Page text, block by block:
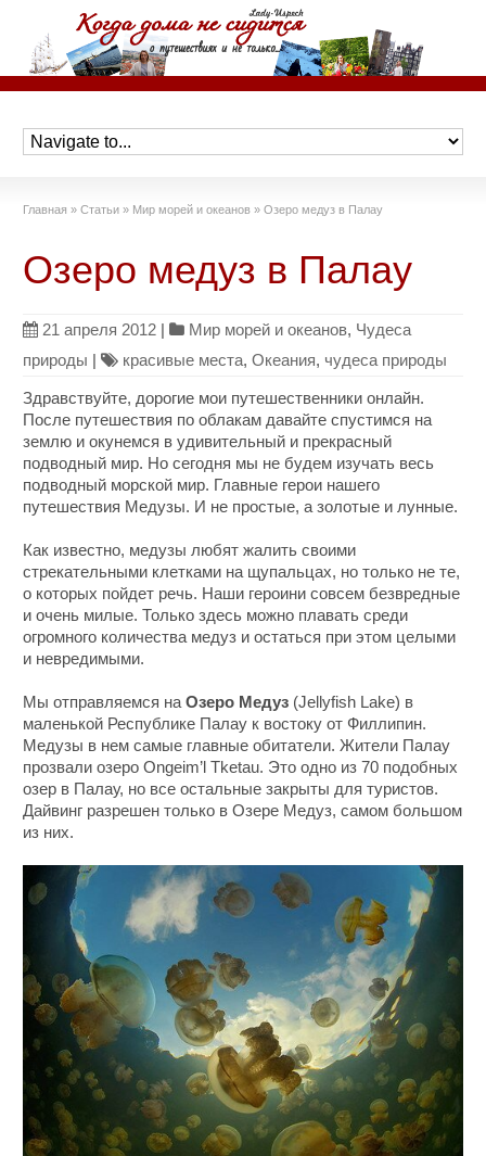
Главная » Статьи » Мир морей и океанов » Озеро медуз в Палау
Озеро медуз в Палау
21 апреля 2012 | Мир морей и океанов, Чудеса
природы | красивые места,Океания, чудеса природы
Здравствуйте, дорогие мои путешественники онлайн.
После путешествия по облакам давайте спустимся на
землю и окунемся в удивительный и прекрасный
подводный мир. Но сегодня мы не будем изучать весь
подводный морской мир. Главные герои нашего
путешествия Медузы. И не простые, а золотые и лунные.
Как известно, медузы любят жалить своими
стрекательными клетками на щупальцах, но только не те,
о которых пойдет речь. Наши героини совсем безвредные
и очень милые. Только здесь можно плавать среди
огромного количества медуз и остаться при этом целыми
и невредимыми.
Мы отправляемся наОзеро Медуз (Jellyfish Lake) в
маленькой Республике Палау к востоку от Филлипин.
Медузы в нем самые главные обитатели. Жители Палау
прозвали озеро Ongeim’l Tketau. Это одно из 70 подобных
озер в Палау, но все остальные закрыты для туристов.
Дайвинг разрешен только в Озере Медуз, самом большом
из них.